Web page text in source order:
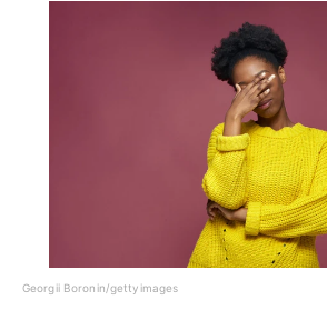
Georgii Boronin/gettyimages